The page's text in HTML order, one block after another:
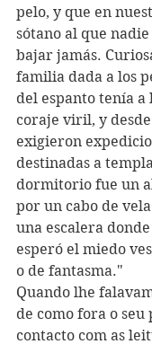
pelo, y que en
sótano al que
bajar jamás.
familia dada a los
del espanto tenía a
coraje viril, y
exigieron
destinadas a
dormitorio fue un
por un cabo de
una escalera
esperó el miedo
o de fantasma."
Quando lhe
de como fora o
contacto com as